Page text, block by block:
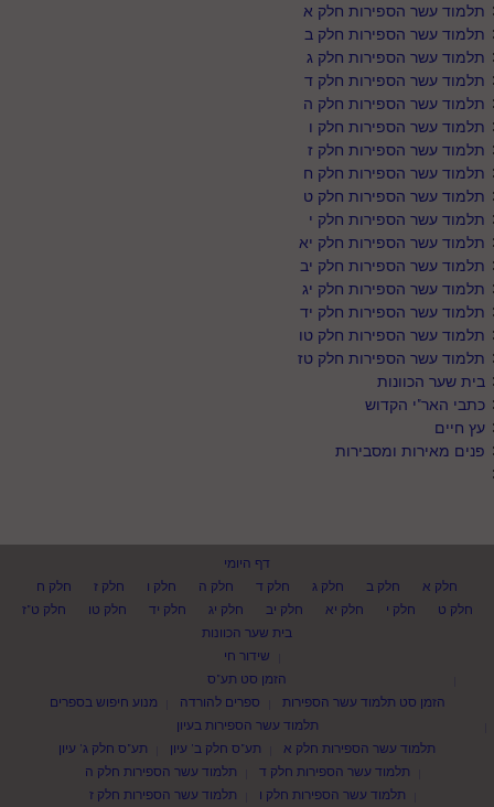
תלמוד עשר הספירות חלק א
תלמוד עשר הספירות חלק ב
תלמוד עשר הספירות חלק ג
תלמוד עשר הספירות חלק ד
תלמוד עשר הספירות חלק ה
תלמוד עשר הספירות חלק ו
תלמוד עשר הספירות חלק ז
תלמוד עשר הספירות חלק ח
תלמוד עשר הספירות חלק ט
תלמוד עשר הספירות חלק י
תלמוד עשר הספירות חלק יא
תלמוד עשר הספירות חלק יב
תלמוד עשר הספירות חלק יג
תלמוד עשר הספירות חלק יד
תלמוד עשר הספירות חלק טו
תלמוד עשר הספירות חלק טז
בית שער הכוונות
כתבי האר"י הקדוש
עץ חיים
פנים מאירות ומסבירות
דף היומי
חלק א
חלק ב חלק ג חלק ד חלק ה חלק ו חלק ז
חלק ח
חלק ט
חלק י חלק יא חלק יב חלק יג חלק יד חלק טו
חלק ט"ז
בית שער הכוונות
שידור חי
הזמן סט תע"ס
הזמן סט תלמוד עשר הספירות
ספרים להורדה
מנוע חיפוש בספרים
תלמוד עשר הספירות בעיון
תלמוד עשר הספירות חלק א
תע"ס חלק ב' עיון
תע"ס חלק ג' עיון
תלמוד עשר הספירות חלק ד
תלמוד עשר הספירות חלק ה
תלמוד עשר הספירות חלק ו
תלמוד עשר הספירות חלק ז